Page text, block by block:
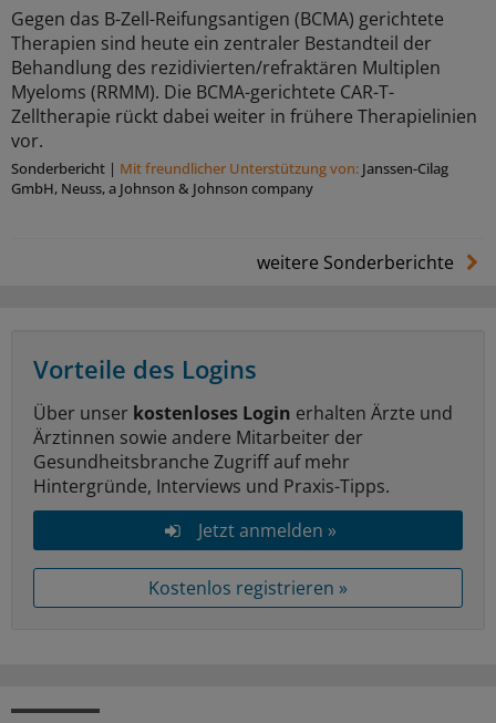
Gegen das B-Zell-Reifungsantigen (BCMA) gerichtete
Therapien sind heute ein zentraler Bestandteil der
Behandlung des rezidivierten/refraktären Multiplen
Myeloms (RRMM). Die BCMA-gerichtete CAR-T-
Zelltherapie rückt dabei weiter in frühere Therapielinien
vor.
Sonderbericht | Mit freundlicher Unterstützung von: Janssen-Cilag
GmbH, Neuss, a Johnson & Johnson company
weitere Sonderberichte
Vorteile des Logins
Über unser kostenloses Login erhalten Ärzte und
Ärztinnen sowie andere Mitarbeiter der
Gesundheitsbranche Zugriff auf mehr
Hintergründe, Interviews und Praxis-Tipps.
Jetzt anmelden »
Kostenlos registrieren »